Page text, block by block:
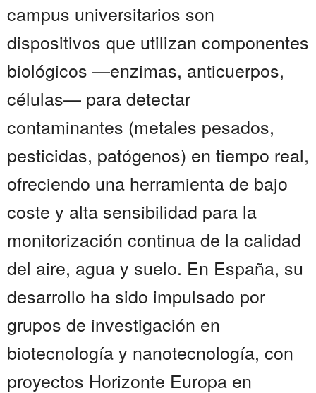
campus universitarios son
dispositivos que utilizan componentes
biológicos —enzimas, anticuerpos,
células— para detectar
contaminantes (metales pesados,
pesticidas, patógenos) en tiempo real,
ofreciendo una herramienta de bajo
coste y alta sensibilidad para la
monitorización continua de la calidad
del aire, agua y suelo. En España, su
desarrollo ha sido impulsado por
grupos de investigación en
biotecnología y nanotecnología, con
proyectos Horizonte Europa en